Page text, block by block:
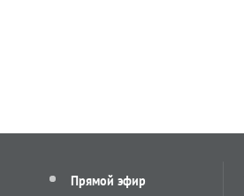
Прямой эфир